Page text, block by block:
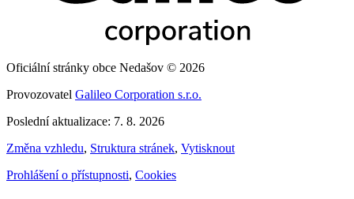
Oficiální stránky obce Nedašov © 2026
Provozovatel Galileo Corporation s.r.o.
Poslední aktualizace: 7. 8. 2026
Změna vzhledu, Struktura stránek, Vytisknout
Prohlášení o přístupnosti, Cookies